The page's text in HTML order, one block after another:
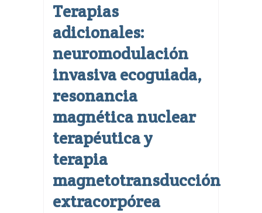
Terapias
adicionales:
neuromodulación
invasiva ecoguiada,
resonancia
magnética nuclear
terapéutica y
terapia
magnetotransducción
extracorpórea